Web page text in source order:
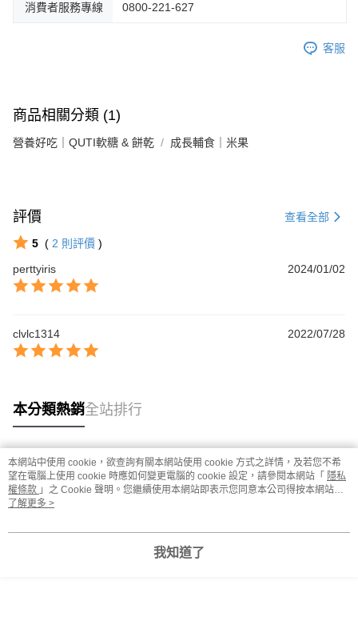
消費者服務專線 0800-221-627
客服
商品相關分類 (1)
營養好吃｜QUTI軟糖 & 餅乾 成長輔食｜米果
評價 查看全部
5 ( 2 則評價 )
perttyiris
2024/01/02
clvlc1314 2022/07/28
本分類熱銷全站排行
熱門標籤
本網站中使用 cookie，欲查詢有關本網站使用 cookie 方式之詳情，及若您不希
望在電腦上使用 cookie 時應如何變更電腦的 cookie 設定，請參閱本網站「 隱私
權條款 」之 Cookie 聲明。您繼續使用本網站即表示您同意本公司得按本網站使
用條款之 Cookie 聲明使用 cookie。
了解更多 >
我知道了